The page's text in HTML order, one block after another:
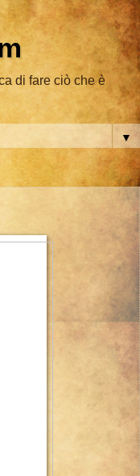
di fare ciò che è
▼